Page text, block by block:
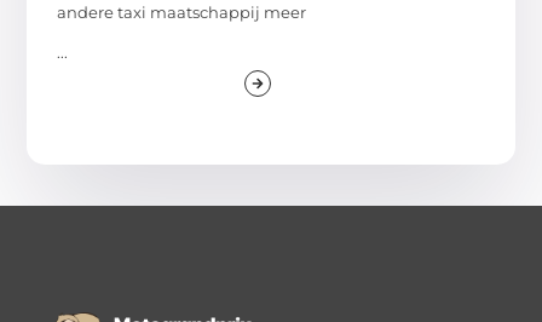
andere taxi maatschappij meer
...